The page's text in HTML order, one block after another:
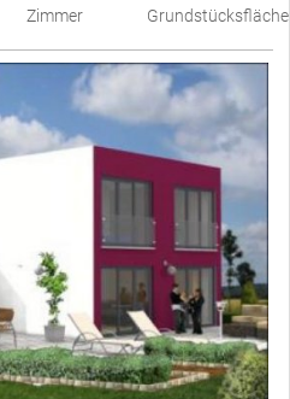
Zimmer
Grundstücksfläche